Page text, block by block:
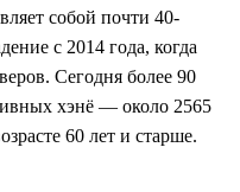
собой почти 40-
с 2014 года, когда
Сегодня более 90
хэнё — около 2565
60 лет и старше.